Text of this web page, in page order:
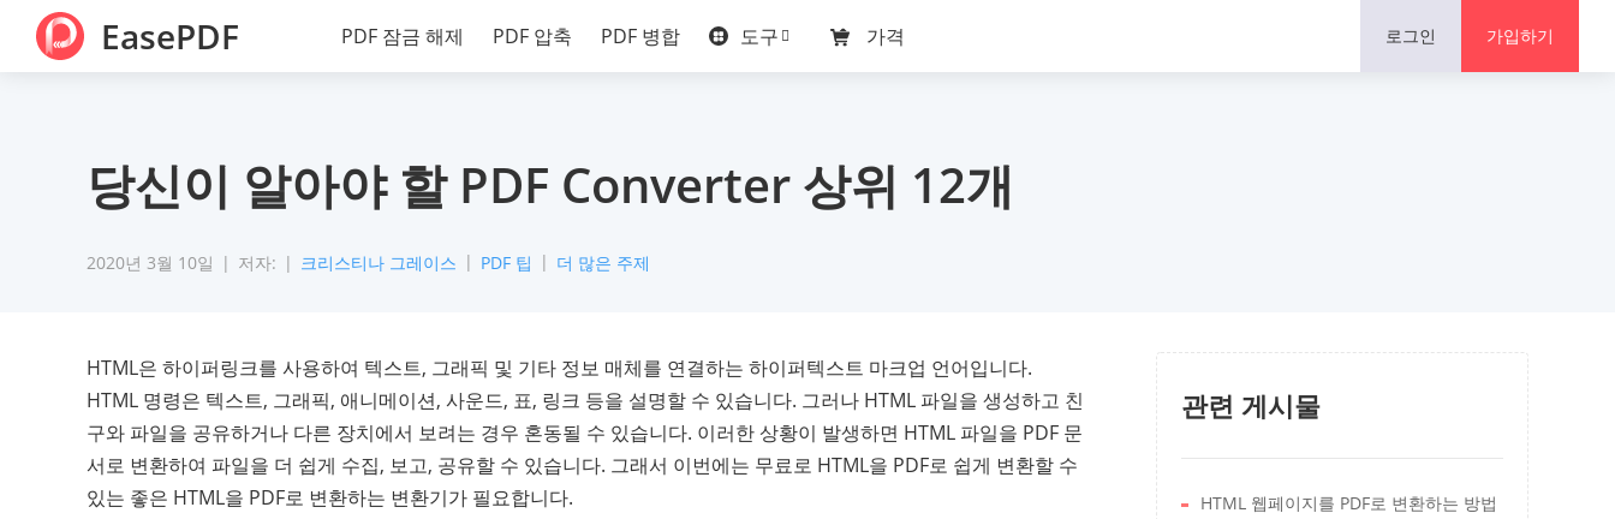
EasePDF PDF 잠금 해제 PDF 압축 PDF 병합 도구 가격 로그인 가입하기
당신이 알아야 할 PDF Converter 상위 12개
2020년 3월 10일 저자: 크리스티나 그레이스 PDF 팁 더 많은 주제
논평
HTML은 하이퍼링크를 사용하여 텍스트, 그래픽 및 기타 정보 매체를 연결하는 하이퍼텍스트 마크업 언어입니다.
HTML 명령은 텍스트, 그래픽, 애니메이션, 사운드, 표, 링크 등을 설명할 수 있습니다. 그러나 HTML 파일을 생성하고 친
구와 파일을 공유하거나 다른 장치에서 보려는 경우 혼동될 수 있습니다. 이러한 상황이 발생하면 HTML 파일을 PDF 문
서로 변환하여 파일을 더 쉽게 수집, 보고, 공유할 수 있습니다. 그래서 이번에는 무료로 HTML을 PDF로 쉽게 변환할 수
있는 좋은 HTML을 PDF로 변환하는 변환기가 필요합니다.
관련 게시물
HTML 웹페이지를 PDF로 변환하는 방법